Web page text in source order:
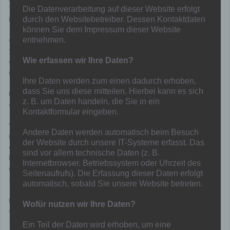
Trainer Sascha Behnke wieder voll im Geschäft um die
Meisterschaft.
Gleiches gilt allerdings auch für den Mülheimer FC 97, der mit einem
Sieg beim SV Genc Osman (Anpfiff 15.30 Uhr) aufschließen könnte,
wenn „07“ patzt oder sich Hamborn und Rellinghausen
unentschieden trennen.
Der Abstand der Mülheimer, die aktuell den dritten Platz
einnehmen, beträgt nur fünf Punkte auf Hamborn 07.
Volle Konzentration und voller Einsatz über die gesamte Spieldauer
ist also gefordert von den Mannen um Stefan Janßen, denn dass
die Gäste aus Essen nicht zu unterschätzen sind, haben sie u.a.
bereits im Hinspiel bewiesen, das sie mit 1:0 für sich entscheiden
und den Löwen die bis dahin zweite Niederlage in der Saison
zufügen konnten.
Daneben wird auch entscheidend sein, ob Stefan Janßen
weitestgehend auf seine Leistungsträger zurückgreifen kann.
Zuletzt kam es – wie schon zu Saisonauftakt – zu einigen Ausfällen
Die Datenverarbeitung auf dieser Website erfolgt
durch den Websitebetreiber. Dessen Kontaktdaten
können Sie dem Impressum dieser Website
entnehmen.
Wie erfassen wir Ihre Daten?
Ihre Daten werden zum einen dadurch erhoben,
dass Sie uns diese mitteilen. Hierbei kann es sich
z. B. um Daten handeln, die Sie in ein
Kontaktformular eingeben.
Andere Daten werden automatisch beim Besuch
der Website durch unsere IT-Systeme erfasst. Das
sind vor allem technische Daten (z. B.
Internetbrowser, Betriebssystem oder Uhrzeit des
Seitenaufrufs). Die Erfassung dieser Daten erfolgt
automatisch, sobald Sie unsere Website betreten.
Wofür nutzen wir Ihre Daten?
Ein Teil der Daten wird erhoben, um eine